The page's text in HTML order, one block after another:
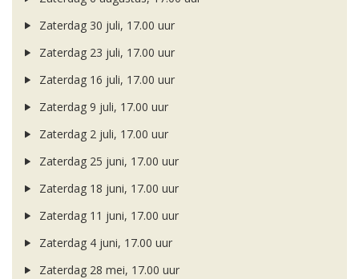
Zaterdag 30 juli, 17.00 uur
Zaterdag 23 juli, 17.00 uur
Zaterdag 16 juli, 17.00 uur
Zaterdag 9 juli, 17.00 uur
Zaterdag 2 juli, 17.00 uur
Zaterdag 25 juni, 17.00 uur
Zaterdag 18 juni, 17.00 uur
Zaterdag 11 juni, 17.00 uur
Zaterdag 4 juni, 17.00 uur
Zaterdag 28 mei, 17.00 uur